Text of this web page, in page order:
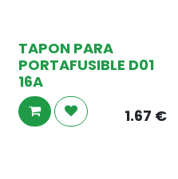
TAPON PARA
PORTAFUSIBLE D01
16A
1.67 €